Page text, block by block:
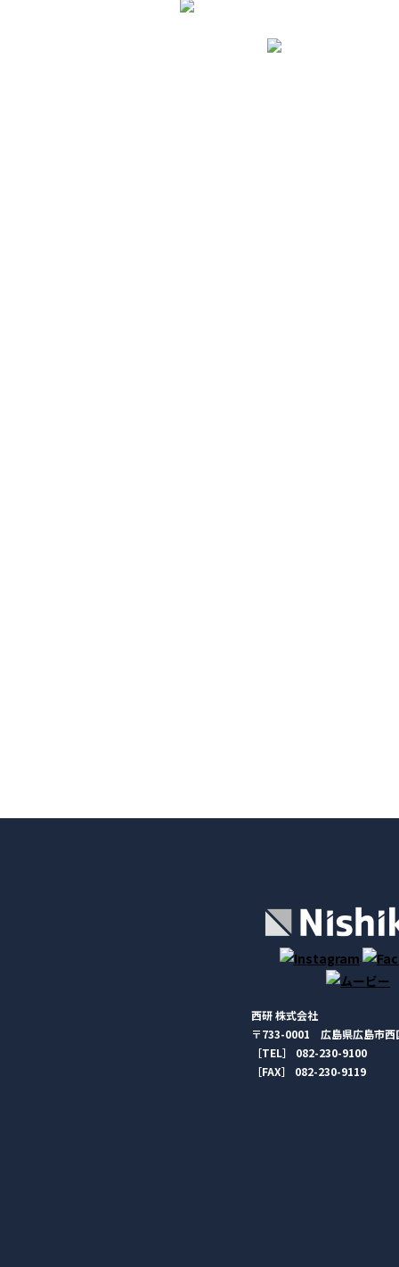
西研 株式会社
〒733-0001 広島県広島市西
［TEL］ 082-230-9100
［FAX］ 082-230-9119